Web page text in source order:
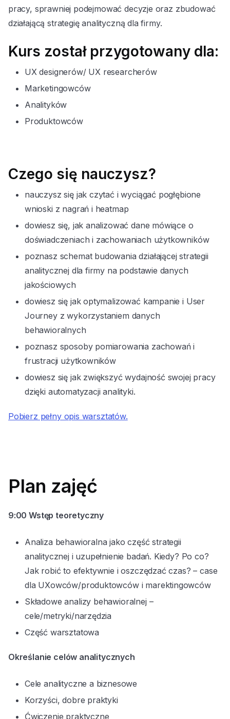
pracy, sprawniej podejmować decyzje oraz zbudować
działającą strategię analityczną dla firmy.
Kurs został przygotowany dla:
UX designerów/ UX researcherów
Marketingowców
Analityków
Produktowców
Czego się nauczysz?
nauczysz się jak czytać i wyciągać pogłębione
wnioski z nagrań i heatmap
dowiesz się, jak analizować dane mówiące o
doświadczeniach i zachowaniach użytkowników
poznasz schemat budowania działającej strategii
analitycznej dla firmy na podstawie danych
jakościowych
dowiesz się jak optymalizować kampanie i User
Journey z wykorzystaniem danych
behawioralnych
poznasz sposoby pomiarowania zachowań i
frustracji użytkowników
dowiesz się jak zwiększyć wydajność swojej pracy
dzięki automatyzacji analityki.
Pobierz pełny opis warsztatów.
Plan zajęć
9:00 Wstęp teoretyczny
Analiza behawioralna jako część strategii
analitycznej i uzupełnienie badań. Kiedy? Po co?
Jak robić to efektywnie i oszczędzać czas? – case
dla UXowców/produktowców i marektingowców
Składowe analizy behawioralnej –
cele/metryki/narzędzia
Część warsztatowa
Określanie celów analitycznych
Cele analityczne a biznesowe
Korzyści, dobre praktyki
Ćwiczenie praktyczne